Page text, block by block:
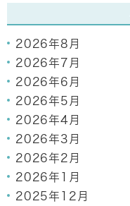
2026年8月
2026年7月
2026年6月
2026年5月
2026年4月
2026年3月
2026年2月
2026年1月
2025年12月